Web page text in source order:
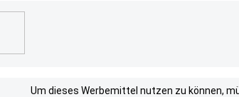
Um dieses Werbemittel nutzen zu können,